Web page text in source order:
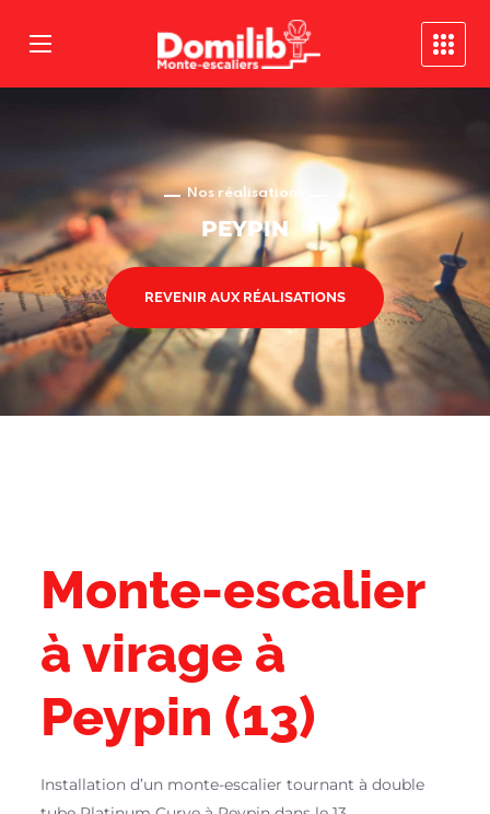
Nos réalisations
PEYPIN
REVENIR AUX RÉALISATIONS
Monte-escalier
à virage à
Peypin (13)
Installation d’un monte-escalier tournant à double